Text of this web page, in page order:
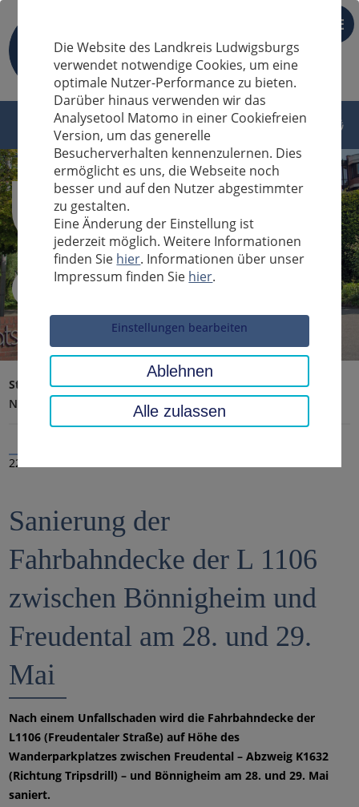
DE
Sucheingabe
Startseite Landratsamt, Landkreis
Aktuelles
Nachrichten
22.05.2020
Sanierung der
Fahrbahndecke der L 1106
zwischen Bönnigheim und
Freudental am 28. und 29.
Mai
Nach einem Unfallschaden wird die Fahrbahndecke der
L1106 (Freudentaler Straße) auf Höhe des
Wanderparkplatzes zwischen Freudental – Abzweig K1632
(Richtung Tripsdrill) – und Bönnigheim am 28. und 29. Mai
saniert.
Die Website des Landkreis Ludwigsburgs
verwendet notwendige Cookies, um eine
optimale Nutzer-Performance zu bieten.
Darüber hinaus verwenden wir das
Analysetool Matomo in einer Cookiefreien
Version, um das generelle
Besucherverhalten kennenzulernen. Dies
ermöglicht es uns, die Webseite noch
besser und auf den Nutzer abgestimmter
zu gestalten.
Eine Änderung der Einstellung ist
jederzeit möglich. Weitere Informationen
finden Sie hier. Informationen über unser
Impressum finden Sie hier.
Einstellungen bearbeiten
Ablehnen
Alle zulassen